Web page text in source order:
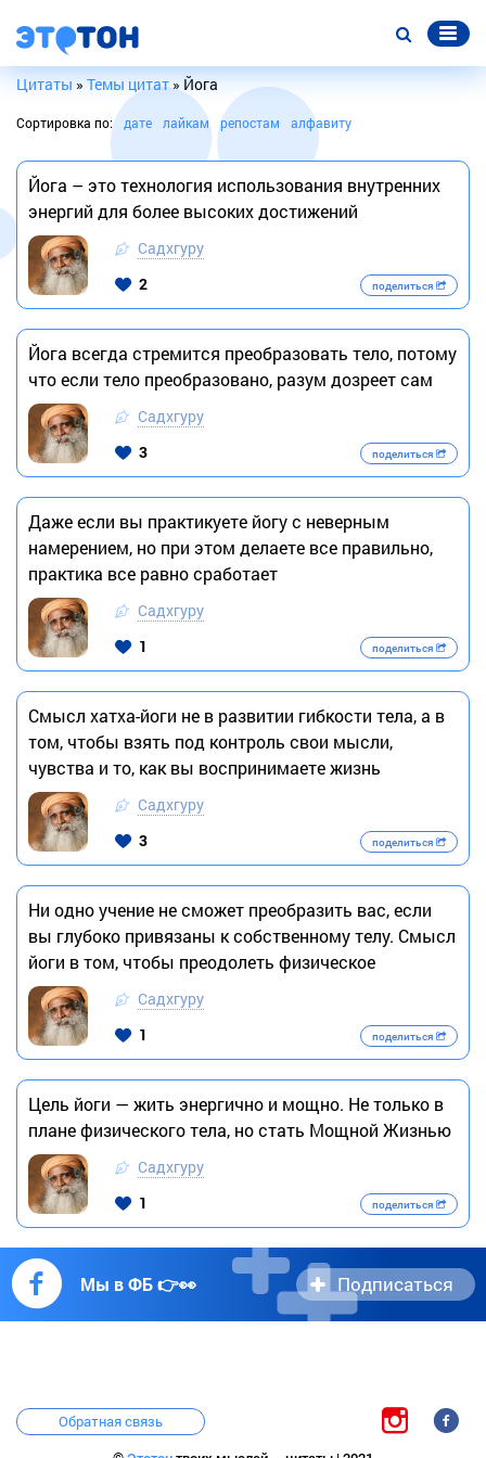
Цитаты » Темы цитат» Йога
Сортировка по: дате лайкам репостам алфавиту
Йога – это технология использования внутренних
энергий для более высоких достижений
Садхгуру
2
поделиться
Йога всегда стремится преобразовать тело, потому
что если тело преобразовано, разум дозреет сам
Садхгуру
3
поделиться
Даже если вы практикуете йогу с неверным
намерением, но при этом делаете все правильно,
практика все равно сработает
Садхгуру
1
поделиться
Смысл хатха-йоги не в развитии гибкости тела, а в
том, чтобы взять под контроль свои мысли,
чувства и то, как вы воспринимаете жизнь
Садхгуру
3
поделиться
Ни одно учение не сможет преобразить вас, если
вы глубоко привязаны к собственному телу. Смысл
йоги в том, чтобы преодолеть физическое
Садхгуру
1
поделиться
Цель йоги — жить энергично и мощно. Не только в
плане физического тела, но стать Мощной Жизнью
Садхгуру
1
поделиться
Мы в ФБ 👉👀 Подписаться
Обратная связь